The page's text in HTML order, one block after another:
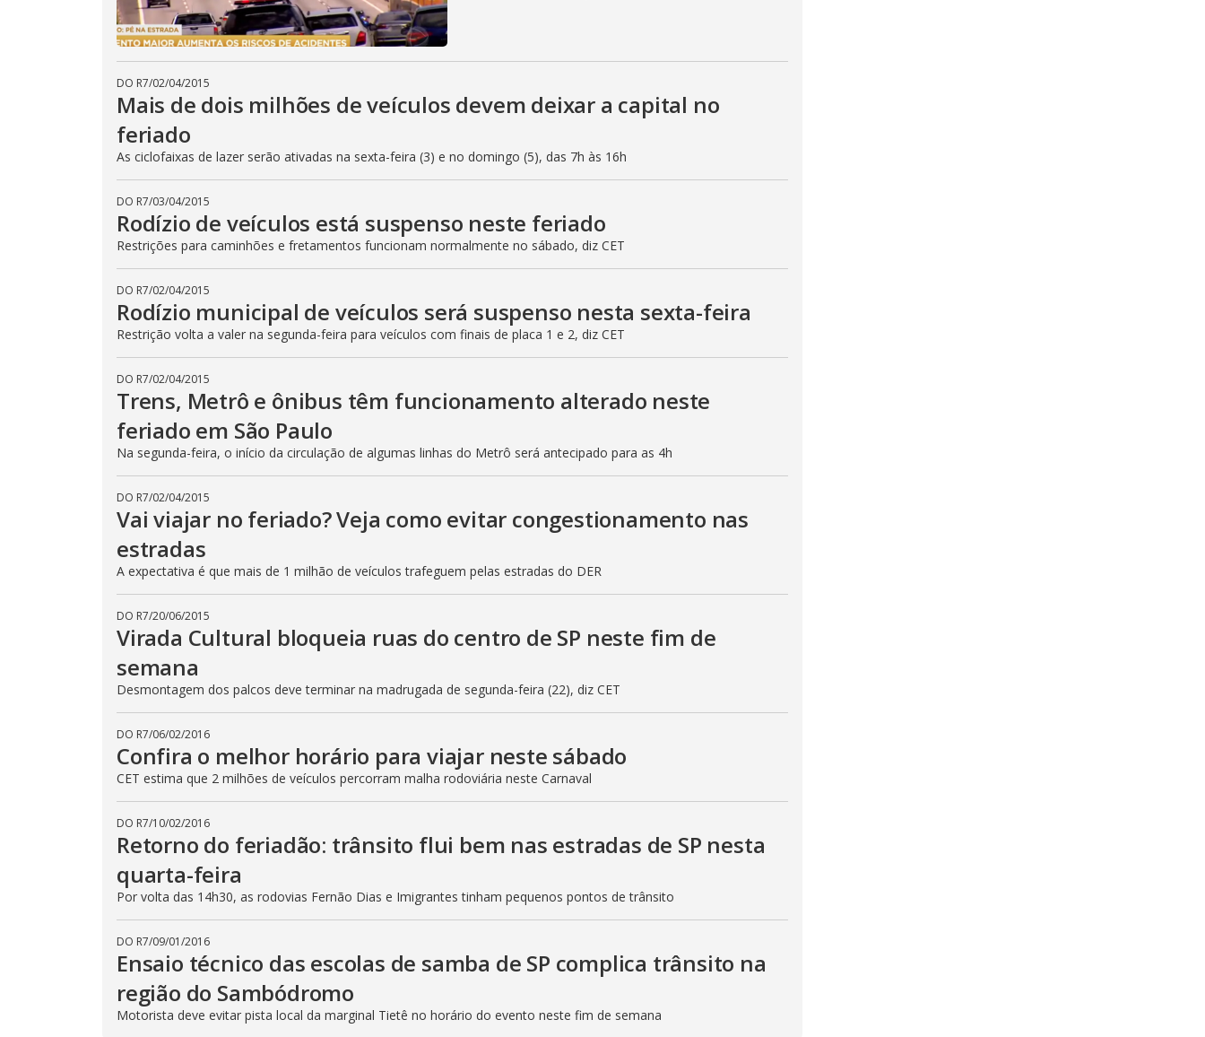
DO R7/02/04/2015
Mais de dois milhões de veículos devem deixar a capital no
feriado
As ciclofaixas de lazer serão ativadas na sexta-feira (3) e no domingo (5), das 7h às 16h
DO R7/03/04/2015
Rodízio de veículos está suspenso neste feriado
Restrições para caminhões e fretamentos funcionam normalmente no sábado, diz CET
DO R7/02/04/2015
Rodízio municipal de veículos será suspenso nesta sexta-feira
Restrição volta a valer na segunda-feira para veículos com finais de placa 1 e 2, diz CET
DO R7/02/04/2015
Trens, Metrô e ônibus têm funcionamento alterado neste
feriado em São Paulo
Na segunda-feira, o início da circulação de algumas linhas do Metrô será antecipado para as 4h
DO R7/02/04/2015
Vai viajar no feriado? Veja como evitar congestionamento nas
estradas
A expectativa é que mais de 1 milhão de veículos trafeguem pelas estradas do DER
DO R7/20/06/2015
Virada Cultural bloqueia ruas do centro de SP neste fim de
semana
Desmontagem dos palcos deve terminar na madrugada de segunda-feira (22), diz CET
DO R7/06/02/2016
Confira o melhor horário para viajar neste sábado
CET estima que 2 milhões de veículos percorram malha rodoviária neste Carnaval
DO R7/10/02/2016
Retorno do feriadão: trânsito flui bem nas estradas de SP nesta
quarta-feira
Por volta das 14h30, as rodovias Fernão Dias e Imigrantes tinham pequenos pontos de trânsito
DO R7/09/01/2016
Ensaio técnico das escolas de samba de SP complica trânsito na
região do Sambódromo
Motorista deve evitar pista local da marginal Tietê no horário do evento neste fim de semana